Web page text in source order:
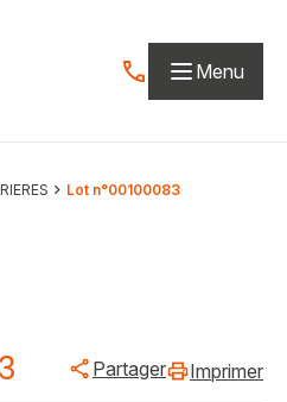
Contactez-nous
Menu
Lot n°00100083
Partager Imprimer